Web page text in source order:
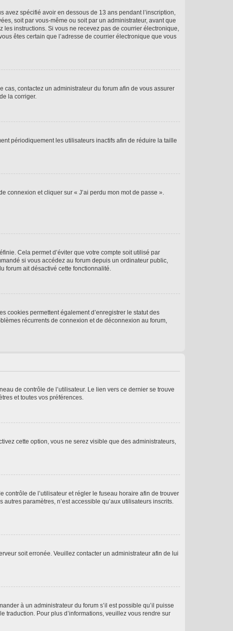
avez spécifié avoir en dessous de 13 ans pendant l’inscription,
soit par vous-même ou soit par un administrateur, avant que
instructions. Si vous ne recevez pas de courrier électronique,
êtes certain que l’adresse de courrier électronique que vous
cas, contactez un administrateur du forum afin de vous assurer
la corriger.
périodiquement les utilisateurs inactifs afin de réduire la taille
connexion et cliquer sur « J’ai perdu mon mot de passe ».
Cela permet d’éviter que votre compte soit utilisé par
si vous accédez au forum depuis un ordinateur public,
forum ait désactivé cette fonctionnalité.
cookies permettent également d’enregistrer le statut des
récurrents de connexion et de déconnexion au forum,
de contrôle de l’utilisateur. Le lien vers ce dernier se trouve
et toutes vos préférences.
cette option, vous ne serez visible que des administrateurs,
contrôle de l’utilisateur et régler le fuseau horaire afin de trouver
paramètres, n’est accessible qu’aux utilisateurs inscrits.
soit erronée. Veuillez contacter un administrateur afin de lui
à un administrateur du forum s’il est possible qu’il puisse
traduction. Pour plus d’informations, veuillez vous rendre sur